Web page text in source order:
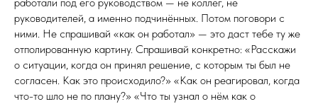
руководителей, а именно подчинённых. Потом поговори с
ними. Не спрашивай «как он работал» — это даст тебе ту же
отполированную картину. Спрашивай конкретно: «Расскажи
о ситуации, когда он принял решение, с которым ты был не
согласен. Как это происходило?» «Как он реагировал, когда
что-то шло не по плану?» «Что ты узнал о нём как о